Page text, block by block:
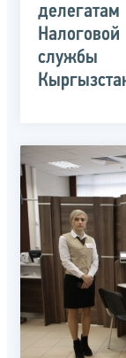
делегатам
Налоговой
службы